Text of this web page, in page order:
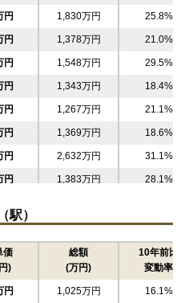
円 1,830万円 25.8%
円 1,378万円 21.0%
円 1,548万円 29.5%
円 1,343万円 18.4%
円 1,267万円 21.1%
円 1,369万円 18.6%
円 2,632万円 31.1%
円 1,383万円 28.1%
円 1,485万円 27.6%
円 1,271万円 24.2%
円 1,073万円 19.5%
円 996万円 15.5%
駅）
価
)
総額
(万円)
10年前比
変動率
円 1,025万円 16.1%